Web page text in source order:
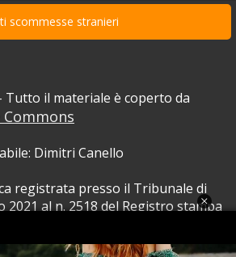
scommesse stranieri
il materiale è coperto da
Commons
Dimitri Canello
registrata presso il Tribunale di
2021 al n. 2518 del Registro stampa
2021 RVG.